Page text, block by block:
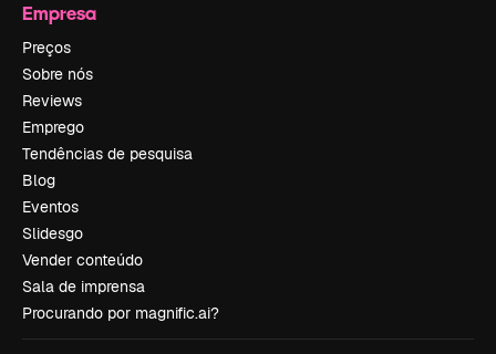
Empresa
Preços
Sobre nós
Reviews
Emprego
Tendências de pesquisa
Blog
Eventos
Slidesgo
Vender conteúdo
Sala de imprensa
Procurando por magnific.ai?